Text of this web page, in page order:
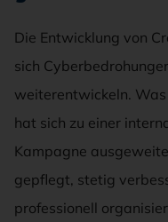
Die Entwicklung von
sich
weiterentwickeln.
hat sich zu einer
Kampagne
gepflegt, stetig
professionell